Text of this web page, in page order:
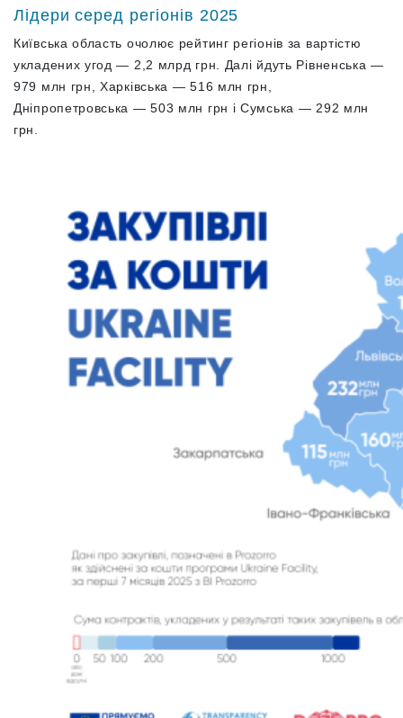
Лідери серед регіонів 2025
Київська область очолює рейтинг регіонів за вартістю
укладених угод — 2,2 млрд грн. Далі йдуть Рівненська —
979 млн грн, Харківська — 516 млн грн,
Дніпропетровська — 503 млн грн і Сумська — 292 млн
грн.